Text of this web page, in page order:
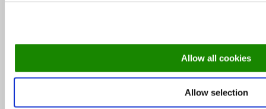
Allow all cookies
Allow selection
MEKKi peakokk Rene Uusmees: MEKKi edu